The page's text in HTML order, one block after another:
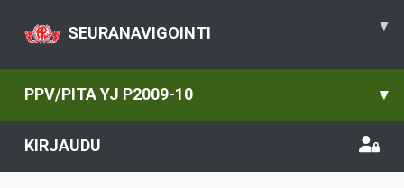
SEURANAVIGOINTI ▾
PPV/PITA YJ P2009-10 ▾
KIRJAUDU